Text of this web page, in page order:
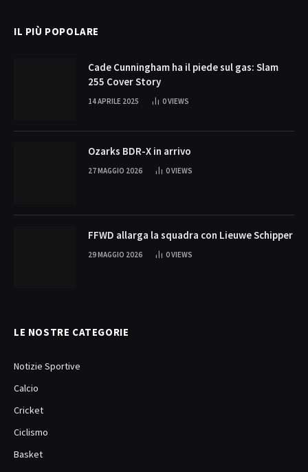
IL PIÙ POPOLARE
Cade Cunningham ha il piede sul gas: Slam
255 Cover Story
14 APRILE 2025 0VIEWS
Ozarks BDR-X in arrivo
27 MAGGIO 2026 0VIEWS
FFWD allarga la squadra con Lieuwe Schipper
29 MAGGIO 2026 0VIEWS
LE NOSTRE CATEGORIE
Notizie Sportive
Calcio
Cricket
Ciclismo
Basket